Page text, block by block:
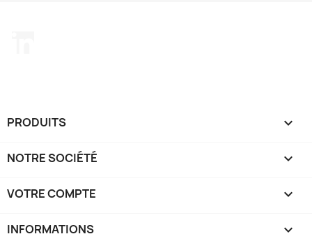
PRODUITS 
NOTRE SOCIÉTÉ 
VOTRE COMPTE 
INFORMATIONS keyboard_arrow_down